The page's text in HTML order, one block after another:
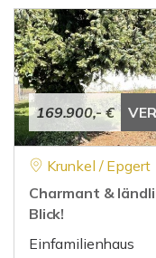
169.900,- €
Krunkel / Epgert
Charmant &
Blick!
Einfamilienhaus